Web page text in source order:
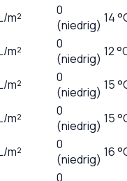
m²
0
(niedrig) 14
m²
0
(niedrig) 12
m²
0
(niedrig) 15
m²
0
(niedrig) 15
m²
0
(niedrig) 16
0